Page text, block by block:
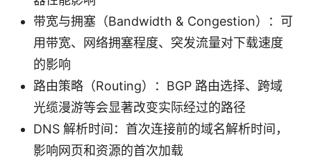
带宽与拥塞（Bandwidth & Congestion）：可
用带宽、网络拥塞程度、突发流量对下载速度
的影响
路由策略（Routing）：BGP 路由选择、跨域
光缆漫游等会显著改变实际经过的路径
DNS 解析时间：首次连接前的域名解析时间，
影响网页和资源的首次加载